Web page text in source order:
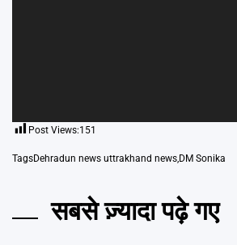
Post Views:151
TagsDehradun news uttrakhand news,DM Sonika
सबसे ज़्यादा पढ़े गए